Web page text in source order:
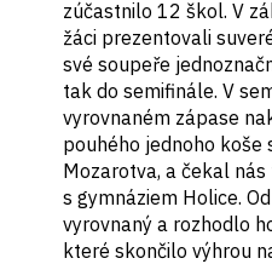
zúčastnilo 12 škol. V
žáci prezentovali
své soupeře
tak do semifinále. V
vyrovnaném zápase
pouhého jednoho koše
Mozarotva, a čekal
s gymnáziem Holice.
vyrovnaný a rozhodlo
které skončilo výhrou